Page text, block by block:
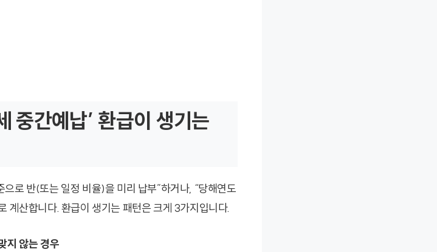
중간예납’ 환급이 생기는
로 반(또는 일정 비율)을 미리 납부”하거나, “당해연도
계산합니다. 환급이 생기는 패턴은 크게 3가지입니다.
지 않는 경우